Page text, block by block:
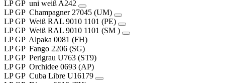
LP GP uni weiß A242
LP GP Champagner 27045 (UM)
LP GP Weiß RAL 9010 1101 (PE)
LP GP Weiß RAL 9010 1101 (SM )
LP GP Alpaka 0081 (FH)
LP GP Fango 2206 (SG)
LP GP Perlgrau U763 (ST9)
LP GP Orchidee 0693 (AP)
LP GP Cuba Libre U16179